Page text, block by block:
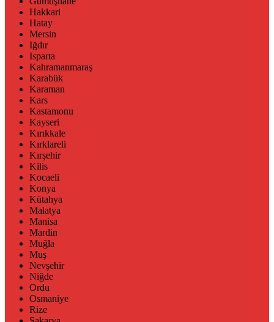
Hakkari
Hatay
Mersin
Iğdır
Isparta
Kahramanmaraş
Karabük
Karaman
Kars
Kastamonu
Kayseri
Kırıkkale
Kırklareli
Kırşehir
Kilis
Kocaeli
Konya
Kütahya
Malatya
Manisa
Mardin
Muğla
Muş
Nevşehir
Niğde
Ordu
Osmaniye
Rize